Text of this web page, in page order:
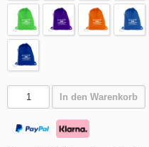
In den Warenkorb